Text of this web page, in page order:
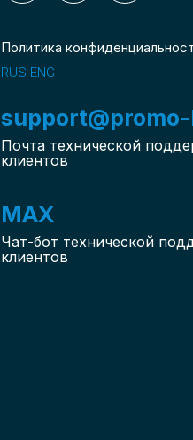
Политика
RUS ENG
Почта технической
клиентов
MAX
Чат-бот технической
клиентов